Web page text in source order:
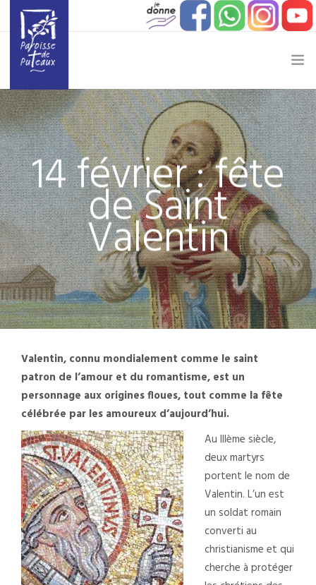
JE SOUHAITE…
ACTUALITÉ
JEUNESSE
ETAPES DE VIE
VIE PAROISSIALE
14 février : fête
de Saint
Valentin
Valentin, connu mondialement comme le saint
patron de l’amour et du romantisme, est un
personnage aux origines floues, tout comme la fête
célébrée par les amoureux d’aujourd’hui.
Au IIIème siècle,
deux martyrs
portent le nom de
Valentin. L’un est
un soldat romain
converti au
christianisme et qui
cherche à protéger